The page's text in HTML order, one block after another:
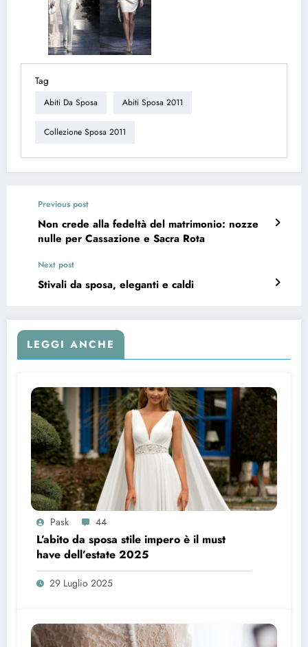
Tag
Abiti Da Sposa Abiti Sposa 2011
Collezione Sposa 2011
Previous post
Non crede alla fedeltà del matrimonio: nozze
nulle per Cassazione e Sacra Rota
Next post
Stivali da sposa, eleganti e caldi
LEGGI ANCHE
Pask 44
L’abito da sposa stile impero è il must
have dell’estate 2025
29 Luglio 2025